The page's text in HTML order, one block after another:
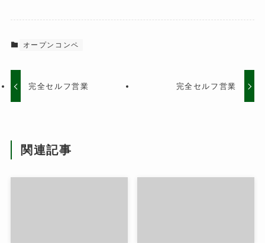
オープンコンペ
完全セルフ営業 完全セルフ営業
関連記事